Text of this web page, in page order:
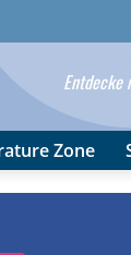
Entdecke
Zone